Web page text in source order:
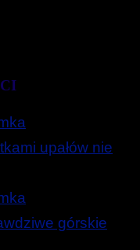
upałów nie
górskie